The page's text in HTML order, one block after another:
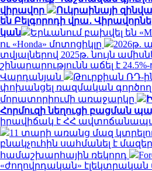
վիրավոր
Ուկրաինայի
են Բելգորոդի վրա․
կան
Երևանում բախվել են
ու «Honda» մոտոցիկլը
2026թ.
տվյալներով 2025թ. նույն
շինարարությունն աճել է
Վարդանյան
Թուրքիան ՌԴ-
փոխանցել ռազմական
մորատորիումի առաջարկը
Հորմուզի նեղուցի բացման
իրավիճակ է ՀՀ
11 տարի առանց մազ
բնակչուհին սահմանել է
համաշխարհային ռեկորդ
«ժողովրդական» էլեկտրական